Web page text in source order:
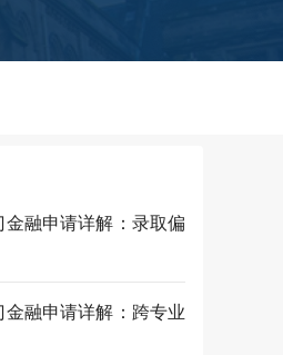
金融申请详解：录取偏
金融申请详解：跨专业